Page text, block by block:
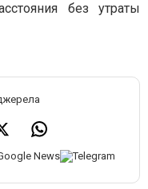
без утраты